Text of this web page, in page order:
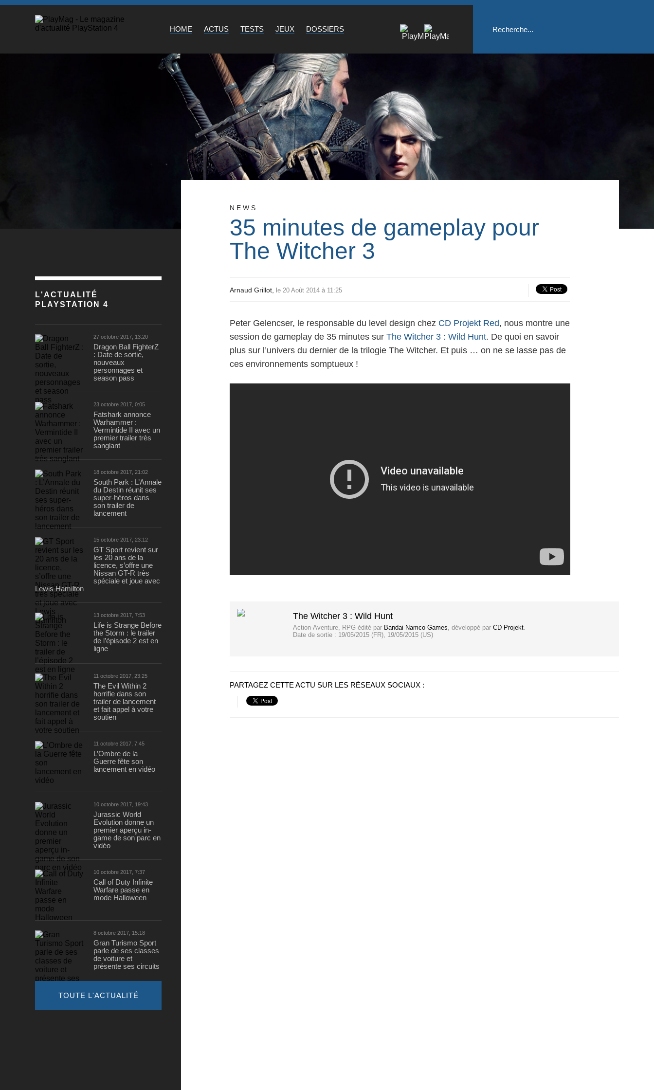
HOME ACTUS TESTS JEUX DOSSIERS
NEWS
35 minutes de gameplay pour
The Witcher 3
Arnaud Grillot, le 20 Août 2014 à 11:25
Peter Gelencser, le responsable du level design chez CD Projekt Red, nous montre une
session de gameplay de 35 minutes sur The Witcher 3 : Wild Hunt. De quoi en savoir
plus sur l’univers du dernier de la trilogie The Witcher. Et puis … on ne se lasse pas de
ces environnements somptueux !
The Witcher 3 : Wild Hunt
Action-Aventure, RPG édité par Bandai Namco Games, développé par CD Projekt.
Date de sortie : 19/05/2015 (FR), 19/05/2015 (US)
PARTAGEZ CETTE ACTU SUR LES RÉSEAUX SOCIAUX :
L'ACTUALITÉ
PLAYSTATION 4
27 octobre 2017, 13:20
Dragon Ball FighterZ
: Date de sortie,
nouveaux
personnages et
season pass
23 octobre 2017, 0:05
Fatshark annonce
Warhammer :
Vermintide II avec un
premier trailer très
sanglant
18 octobre 2017, 21:02
South Park : L’Annale
du Destin réunit ses
super-héros dans
son trailer de
lancement
15 octobre 2017, 23:12
GT Sport revient sur
les 20 ans de la
licence, s’offre une
Nissan GT-R très
spéciale et joue avec
Lewis Hamilton
13 octobre 2017, 7:53
Life is Strange Before
the Storm : le trailer
de l’épisode 2 est en
ligne
11 octobre 2017, 23:25
The Evil Within 2
horrifie dans son
trailer de lancement
et fait appel à votre
soutien
11 octobre 2017, 7:45
L’Ombre de la
Guerre fête son
lancement en vidéo
10 octobre 2017, 19:43
Jurassic World
Evolution donne un
premier aperçu in-
game de son parc en
vidéo
10 octobre 2017, 7:37
Call of Duty Infinite
Warfare passe en
mode Halloween
8 octobre 2017, 15:18
Gran Turismo Sport
parle de ses classes
de voiture et
présente ses circuits
TOUTE L'ACTUALITÉ